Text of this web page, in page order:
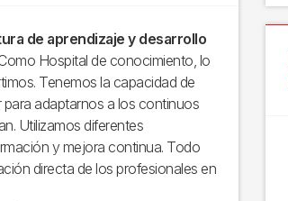
de aprendizaje y desarrollo
Hospital de conocimiento, lo
Tenemos la capacidad de
adaptarnos a los continuos
Utilizamos diferentes
y mejora continua. Todo
directa de los profesionales en